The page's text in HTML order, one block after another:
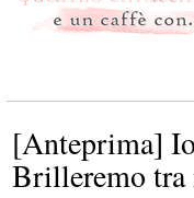
[Anteprima]
Brilleremo